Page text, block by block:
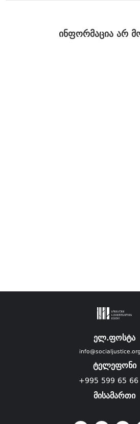
ინფორმაცია არ
ელ.ფოსტა
ტელეფონი
+995 599 65 66
მისამართი